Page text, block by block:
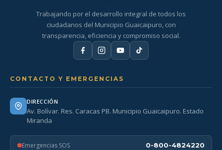
Trabajando por el desarrollo integral de todos los
ciudadanos del Municipio Guaicaipuro, con
transparencia, eficiencia y compromiso social.
CONTACTO Y EMERGENCIAS
DIRECCIÓN
Av. Bolívar. Res. Caracas PB. Municipio Guaicaipuro. Estado
Miranda
Emergencias SOS 0-800-4824220